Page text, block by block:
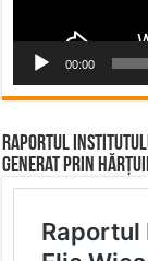
00:00
Raportul
Generat prin